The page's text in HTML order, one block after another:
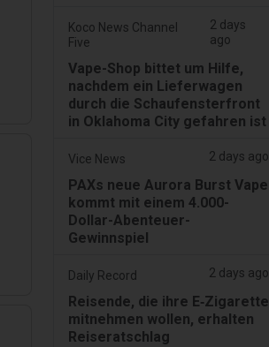
Koco News Channel
Five
2 days
ago
Vape-Shop bittet um Hilfe,
nachdem ein Lieferwagen
durch die Schaufensterfront
in Oklahoma City gefahren ist
Vice News 2 days ago
PAXs neue Aurora Burst Vape
kommt mit einem 4.000-
Dollar-Abenteuer-
Gewinnspiel
Daily Record 2 days ago
Reisende, die ihre E‑Zigarette
mitnehmen wollen, erhalten
Reiseratschlag